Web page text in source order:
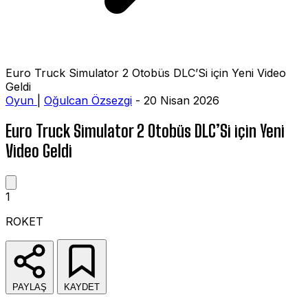
Euro Truck Simulator 2 Otobüs DLC’Si için Yeni Video
Geldi
Oyun
Oğulcan Özsezgi - 20 Nisan 2026
Euro Truck Simulator 2 Otobüs DLC’Si için Yeni
Video Geldi
1
ROKET
PAYLAŞ KAYDET